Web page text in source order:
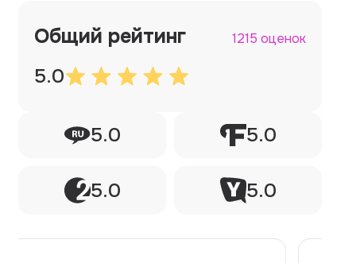
Общий рейтинг 1215 оценок
5.0
5.0 5.0
5.0 5.0